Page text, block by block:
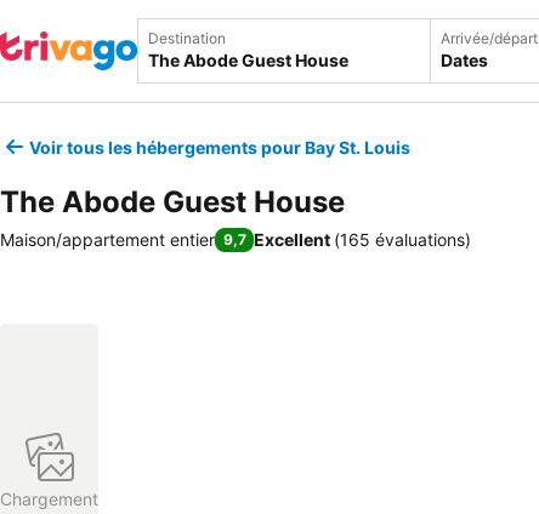
Destination Arrivée/départ
Dates
Voir tous les hébergements pour Bay St. Louis
The Abode Guest House
Maison/appartement entier 9,7 Excellent (165 évaluations)
Chargement